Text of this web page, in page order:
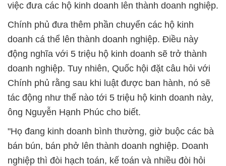
việc đưa các hộ kinh doanh lên thành doanh nghiệp.
Chính phủ đưa thêm phần chuyển các hộ kinh
doanh cá thể lên thành doanh nghiệp. Điều này
động nghĩa với 5 triệu hộ kinh doanh sẽ trở thành
doanh nghiệp. Tuy nhiên, Quốc hội đặt câu hỏi với
Chính phủ rằng sau khi luật được ban hành, nó sẽ
tác động như thế nào tới 5 triệu hộ kinh doanh này,
ông Nguyễn Hạnh Phúc cho biết.
"Họ đang kinh doanh bình thường, giờ buộc các bà
bán bún, bán phở lên thành doanh nghiệp. Doanh
nghiệp thì đòi hạch toán, kế toán và nhiều đòi hỏi